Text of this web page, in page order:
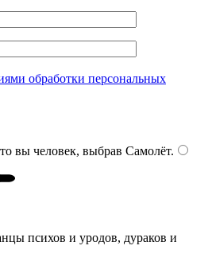
обработки персональных
вы человек, выбрав Самолёт.
психов и уродов, дураков и